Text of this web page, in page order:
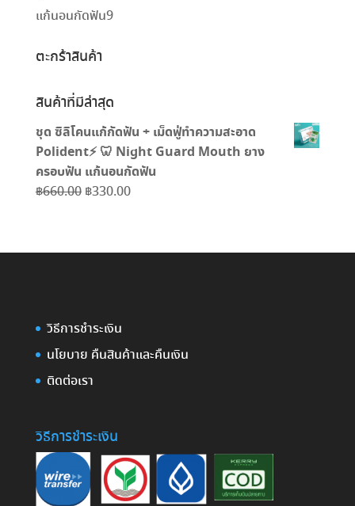
แก้นอนกัดฟัน99
ตะกร้าสินค้า
สินค้าที่มีล่าสุด
ชุด ซิลิโคนแก้กัดฟัน + เม็ดฟู่ทำความสะอาด
Polident⚡️ 🦷 Night Guard Mouth ยาง
ครอบฟัน แก้นอนกัดฟัน
฿660.00 Original
฿660.00.
฿330.00Current
฿330.00.
วิธีการชำระเงิน
นโยบาย คืนสินค้าและคืนเงิน
ติดต่อเรา
วิธีการชำระเงิน